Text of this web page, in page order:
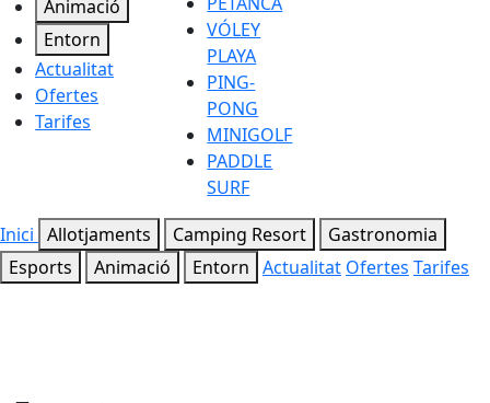
Animació
Entorn
Actualitat
Ofertes
Tarifes
VÓLEY
PLAYA
PING-
PONG
MINIGOLF
PADDLE
SURF
Inici Allotjaments Camping Resort
Gastronomia
Esports
Animació Entorn Actualitat Ofertes Tarifes